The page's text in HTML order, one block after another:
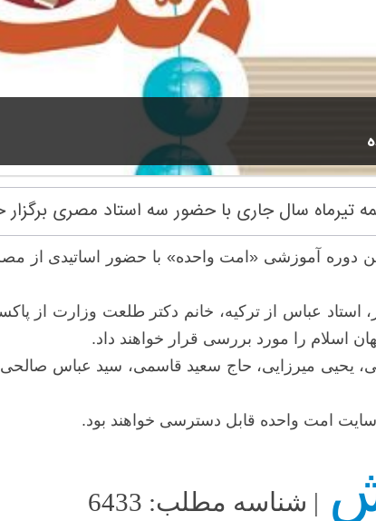
تیرماه سال جاری با حضور سه استاد مصری
دوره آموزشی «امت واحده» با حضور اساتیدی از
عباس از ترکیه، خانم دکتر طلعت وزارت از
اسلام را مورد بررسی قرار خواهند داد.
یحیی میرزایی، حاج سعید قاسمی، سید عباس
امت واحده قابل دسترسی خواهند بود.
| شناسه مطلب: 6433